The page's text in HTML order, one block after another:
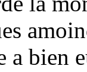
a bien